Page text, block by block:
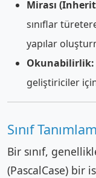
Mirası
sınıflar
yapılar
Okunabilirlik:
geliştiriciler için
Sınıf
Bir sınıf,
(PascalCase) bir